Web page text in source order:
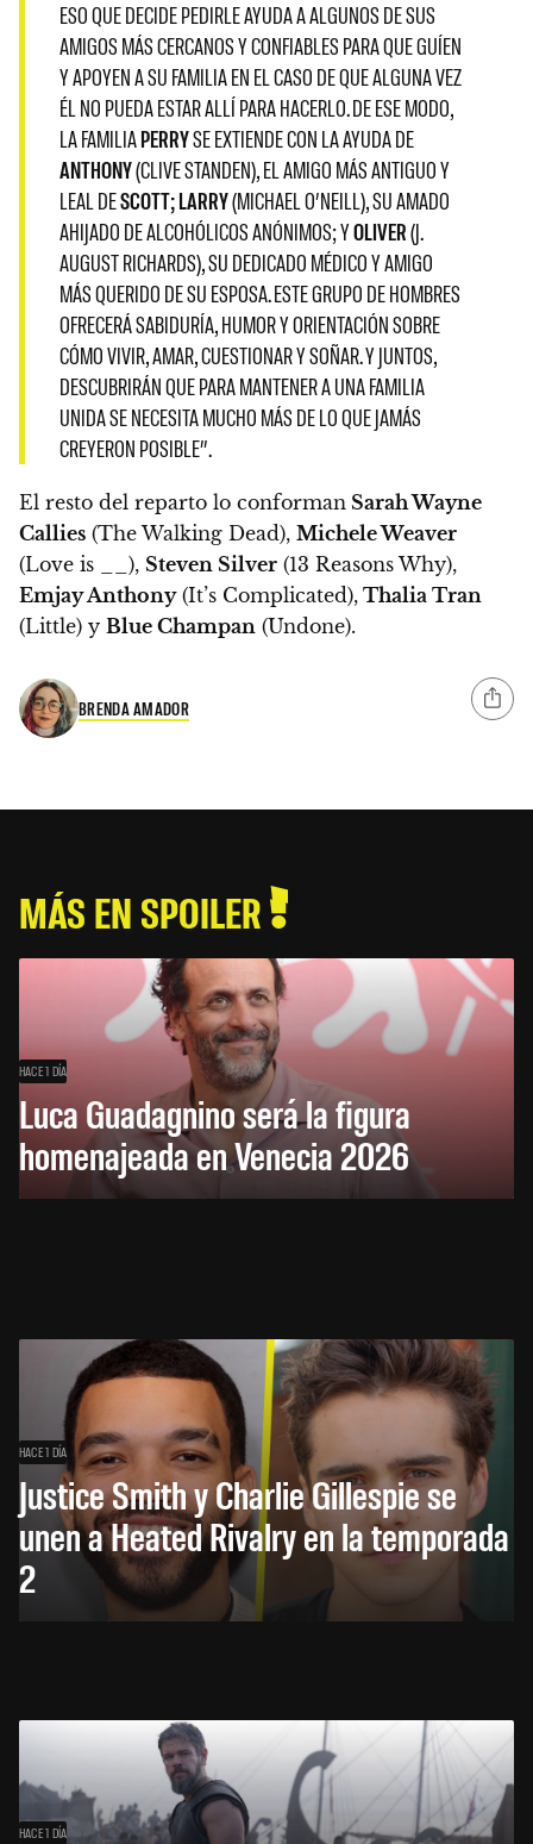
ESO QUE DECIDE PEDIRLE AYUDA A ALGUNOS DE SUS
AMIGOS MÁS CERCANOS Y CONFIABLES PARA QUE GUÍEN
Y APOYEN A SU FAMILIA EN EL CASO DE QUE ALGUNA VEZ
ÉL NO PUEDA ESTAR ALLÍ PARA HACERLO. DE ESE MODO,
LA FAMILIAPERRYSE EXTIENDE CON LA AYUDA DE
ANTHONY(CLIVE STANDEN), EL AMIGO MÁS ANTIGUO Y
LEAL DESCOTT; LARRY(MICHAEL O’NEILL), SU AMADO
AHIJADO DE ALCOHÓLICOS ANÓNIMOS; YOLIVER(J.
AUGUST RICHARDS), SU DEDICADO MÉDICO Y AMIGO
MÁS QUERIDO DE SU ESPOSA.ESTE GRUPO DE HOMBRES
OFRECERÁ SABIDURÍA, HUMOR Y ORIENTACIÓN SOBRE
CÓMO VIVIR, AMAR, CUESTIONAR Y SOÑAR. Y JUNTOS,
DESCUBRIRÁN QUE PARA MANTENER A UNA FAMILIA
UNIDA SE NECESITA MUCHO MÁS DE LO QUE JAMÁS
CREYERON POSIBLE”.
El resto del reparto lo conforman Sarah Wayne
Callies (The Walking Dead), Michele Weaver
(Love is __), Steven Silver (13 Reasons Why),
Emjay Anthony(It’s Complicated), Thalia Tran
(Little) y Blue Champan (Undone).
BRENDA AMADOR
MÁS EN SPOILER
HACE 1 DÍA
Luca Guadagnino será la figura
homenajeada en Venecia 2026
HACE 1 DÍA
Justice Smith y Charlie Gillespie se
unen a Heated Rivalry en la temporada
2
HACE 1 DÍA